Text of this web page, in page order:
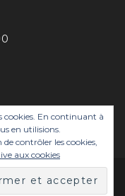
cookies. En continuant à
en utilisions.
contrôler les cookies,
aux cookies